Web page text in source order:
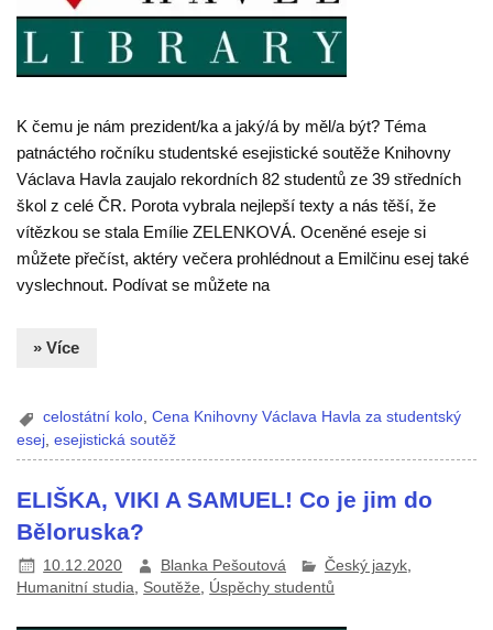
K čemu je nám prezident/ka a jaký/á by měl/a být? Téma
patnáctého ročníku studentské esejistické soutěže Knihovny
Václava Havla zaujalo rekordních 82 studentů ze 39 středních
škol z celé ČR. Porota vybrala nejlepší texty a nás těší, že
vítězkou se stala Emílie ZELENKOVÁ. Oceněné eseje si
můžete přečíst, aktéry večera prohlédnout a Emilčinu esej také
vyslechnout. Podívat se můžete na
» Více
celostátní kolo,Cena Knihovny Václava Havla za studentský
esej ,esejistická soutěž
ELIŠKA, VIKI A SAMUEL! Co je jim do
Běloruska?
10.12.2020 Blanka Pešoutová Český jazyk,
Humanitní studia, Soutěže, Úspěchy studentů